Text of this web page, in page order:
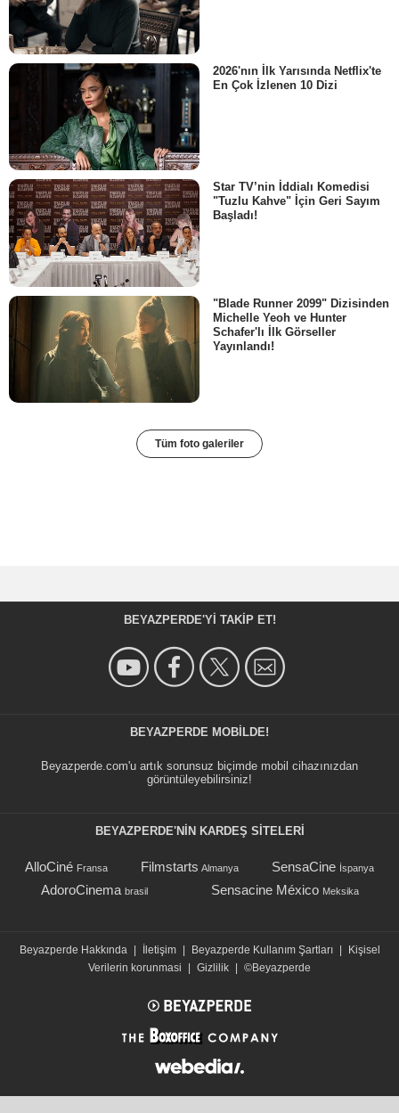
2026'nın İlk Yarısında Netflix'te
En Çok İzlenen 10 Dizi
Star TV’nin İddialı Komedisi
"Tuzlu Kahve" İçin Geri Sayım
Başladı!
"Blade Runner 2099" Dizisinden
Michelle Yeoh ve Hunter
Schafer'lı İlk Görseller
Yayınlandı!
Tüm foto galeriler
BEYAZPERDE'YI TAKIP ET!
BEYAZPERDE MOBILDE!
Beyazperde.com'u artık sorunsuz biçimde mobil cihazınızdan
görüntüleyebilirsiniz!
BEYAZPERDE'NIN KARDEŞ SİTELERİ
AlloCiné Fransa Filmstarts Almanya SensaCine İspanya
AdoroCinema brasil Sensacine México Meksika
Beyazperde Hakkında | İletişim | Beyazperde Kullanım Şartları |
Kişisel
Verilerin korunmasi
| Gizlilik | ©Beyazperde